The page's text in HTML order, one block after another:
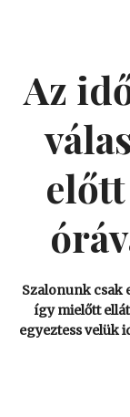
Az
Szalonunk csak
így mielőtt
egyeztess velük